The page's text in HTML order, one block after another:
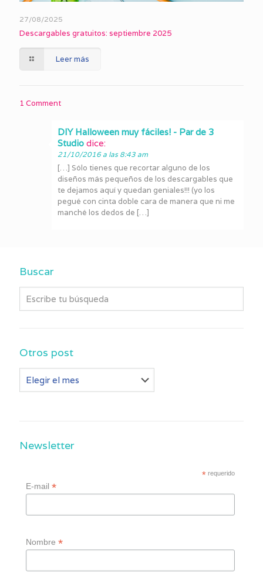
27/08/2025
Descargables gratuitos: septiembre 2025
Leer más
1 Comment
DIY Halloween muy fáciles! - Par de 3
Studio dice:
21/10/2016 a las 8:43 am
[…] Sólo tienes que recortar alguno de los
diseños más pequeños de los descargables que
te dejamos aquí y quedan geniales!!! (yo los
pegué con cinta doble cara de manera que ni me
manché los dedos de […]
Buscar
Otros post
post
Newsletter
* requerido
E-mail*
Nombre*